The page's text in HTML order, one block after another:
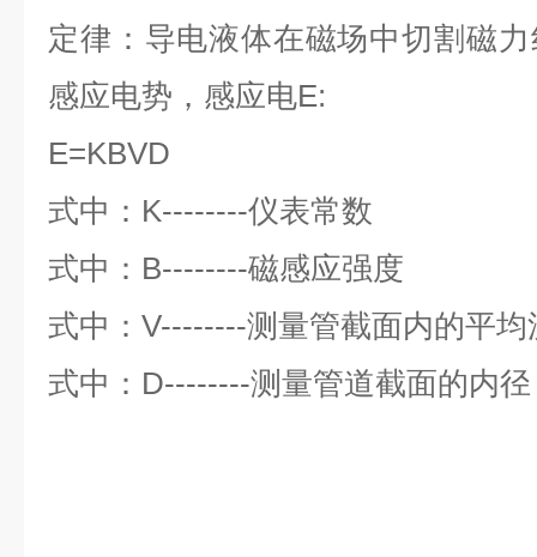
定律：导电液体在磁场中切割磁
感应电势，感应电E:
E=KBVD
式中：K--------仪表常数
式中：B--------磁感应强度
式中：V--------测量管截面内的平均
式中：D--------测量管道截面的内径